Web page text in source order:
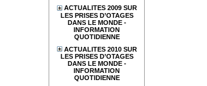
ACTUALITES 2009 SUR
LES PRISES D’OTAGES
DANS LE MONDE -
INFORMATION
QUOTIDIENNE
ACTUALITES 2010 SUR
LES PRISES D’OTAGES
DANS LE MONDE -
INFORMATION
QUOTIDIENNE